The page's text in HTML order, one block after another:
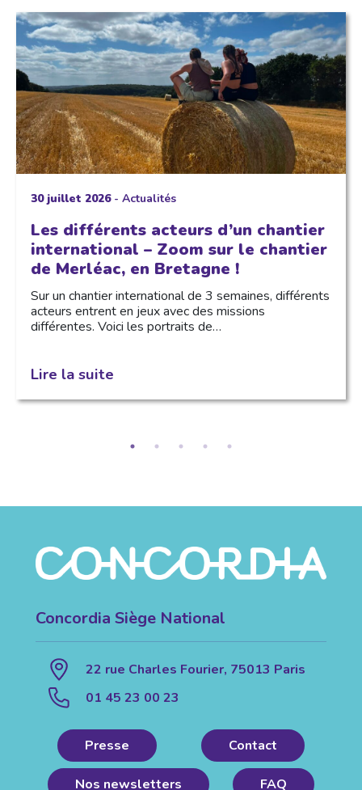
30 juillet 2026- Actualités
Les différents acteurs d’un chantier
international – Zoom sur le chantier
de Merléac, en Bretagne !
Sur un chantier international de 3 semaines, différents
acteurs entrent en jeux avec des missions
différentes. Voici les portraits de…
Lire la suite
Concordia Siège National
22 rue Charles Fourier, 75013 Paris
01 45 23 00 23
Presse Contact
Nos newsletters FAQ